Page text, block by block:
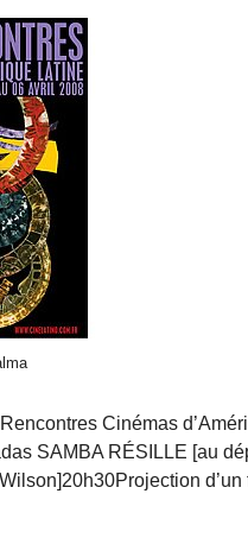
Cinémas
SAMBA RÉSILLE [au